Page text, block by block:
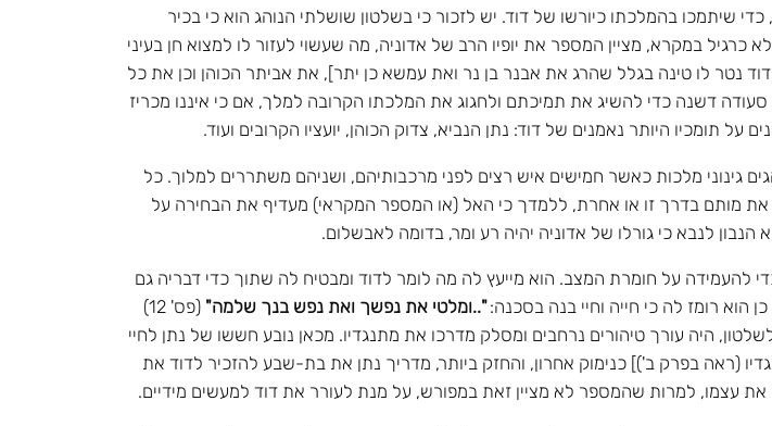
שיתמכו בהמלכתו כיורשו של דוד. יש לזכור כי בשלטון שושלתי הנוהג הוא כי בכיר
כרגיל במקרא, מציין המספר את יופיו הרב של אדוניה, מה שעשוי לעזור לו למצוא חן בעיני
נטר לו טינה בגלל שהרג את אבנר בן נר ואת עמשא כן יתר], את אביתר הכוהן וכן את כל
דשנה כדי להשיג את תמיכתם ולחגוג את המלכתו הקרובה למלך, אם כי איננו מכריז
תומכיו היותר נאמנים של דוד: נתן הנביא, צדוק הכוהן, יועציו הקרובים ועוד.
גינוני מלכות כאשר חמישים איש רצים לפני מרכבותיהם, ושניהם משתררים למלוך. כל
את מותם בדרך זו או אחרת, ללמדך כי האל (או המספר המקראי) מעדיף את הבחירה על
הנבון לנבא כי גורלו של אדוניה יהיה רע ומר, בדומה לאבשלום.
להעמידה על חומרת המצב. הוא מייעץ לה מה לומר לדוד ומבטיח לה שתוך כדי דבריה גם
רומז לה כי חייה וחיי בנה בסכנה:"..ומלטי את נפשך ואת נפש בנך שלמה"
(פס' 12)
היה עורך טיהורים נרחבים ומסלק מדרכו את מתנגדיו. מכאן נובע חששו של נתן לחיי
(ראה בפרק ב')] כנימוק אחרון, והחזק ביותר, מדריך נתן את בת-שבע להזכיר לדוד את
את עצמו, למרות שהמספר לא מציין זאת במפורש, על מנת לעורר את דוד למעשים מידיים.